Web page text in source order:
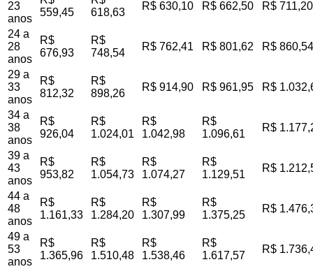
23
anos
559,45
618,63
R$ 630,10 R$ 662,50 R$ 711,20
24 a
28
anos
R$
676,93
R$
748,54
R$ 762,41 R$ 801,62 R$ 860,54
29 a
33
anos
R$
812,32
R$
898,26
R$ 914,90 R$ 961,95 R$
34 a
38
anos
R$
926,04
R$
1.024,01
R$
1.042,98
R$
1.096,61
R$
39 a
43
anos
R$
953,82
R$
1.054,73
R$
1.074,27
R$
1.129,51
R$
44 a
48
anos
R$
1.161,33
R$
1.284,20
R$
1.307,99
R$
1.375,25
R$
49 a
53
anos
R$
1.365,96
R$
1.510,48
R$
1.538,46
R$
1.617,57
R$